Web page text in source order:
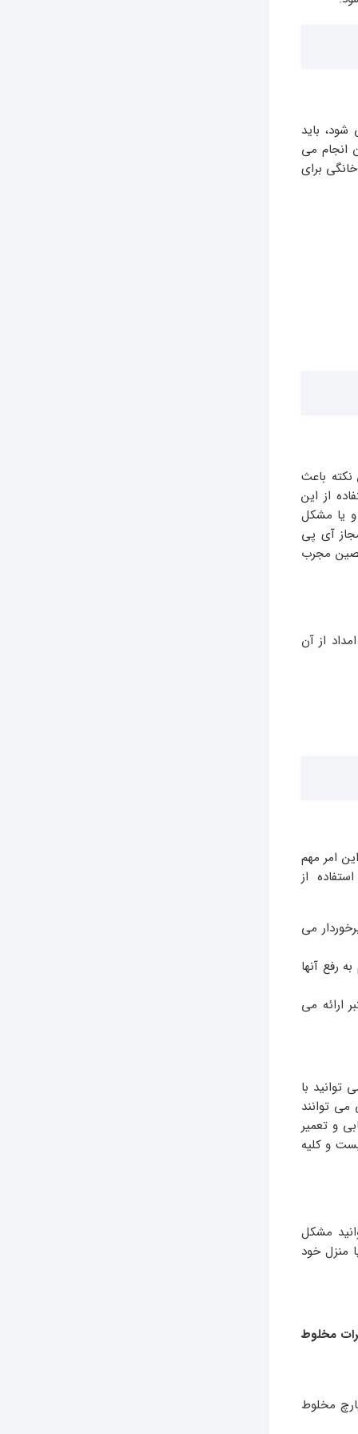
شود، باید
انجام می
برای
باعث
از این
و یا مشکل
آی پی
مجرب
از آن
امر مهم
از
می
رفع آنها
ارائه می
با
توانند
و تعمیر
و کلیه
مشکل
منزل خود
مخلوط
مخلوط